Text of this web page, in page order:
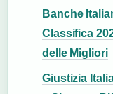
Banche
Classifica
delle Migliori
Giustizia